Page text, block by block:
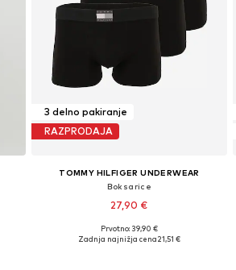
3 delno pakiranje
RAZPRODAJA
TOMMY HILFIGER UNDERWEAR
Boksarice
27,90 €
Razpoložljive velikosti: S, M, L, XL
Prvotno: 39,90 €
Zadnja najnižja cena21,51 €